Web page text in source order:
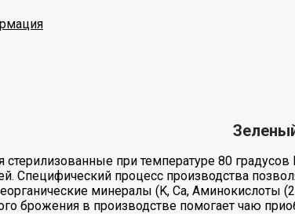
стерилизованные при температуре 80
Специфический процесс производства
минералы (K, Ca, Аминокислоты
брожения в производстве помогает чаю